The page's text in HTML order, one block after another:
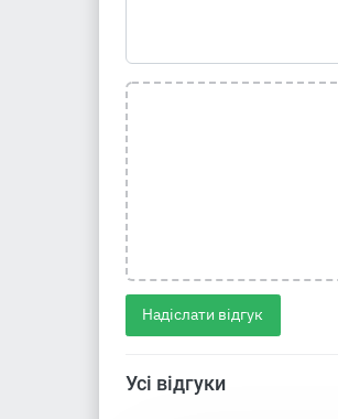
Надіслати відгук
Усі відгуки